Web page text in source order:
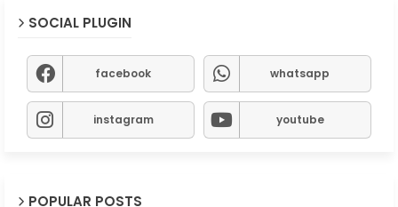
SOCIAL PLUGIN
facebook whatsapp
instagram youtube
POPULAR POSTS